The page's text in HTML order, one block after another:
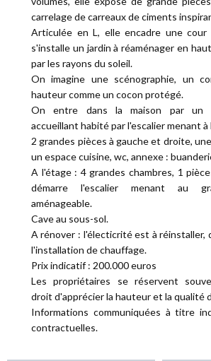
carrelage de carreaux de ciments
Articulée en L, elle encadre une
s'installe un jardin à réaménager en
par les rayons du soleil.
On imagine une scénographie, un
hauteur comme un cocon protégé.
On entre dans la maison par un
accueillant habité par l'escalier menant à
2 grandes pièces à gauche et droite,
un espace cuisine, wc, annexe :
A l'étage : 4 grandes chambres, 1
démarre l'escalier menant au
aménageable.
Cave au sous-sol.
A rénover : l'électicrité est à réinstaller,
l'installation de chauffage.
Prix indicatif : 200.000 euros
Les propriétaires se réservent
droit d'apprécier la hauteur et la qualité
Informations communiquées à titre
contractuelles.